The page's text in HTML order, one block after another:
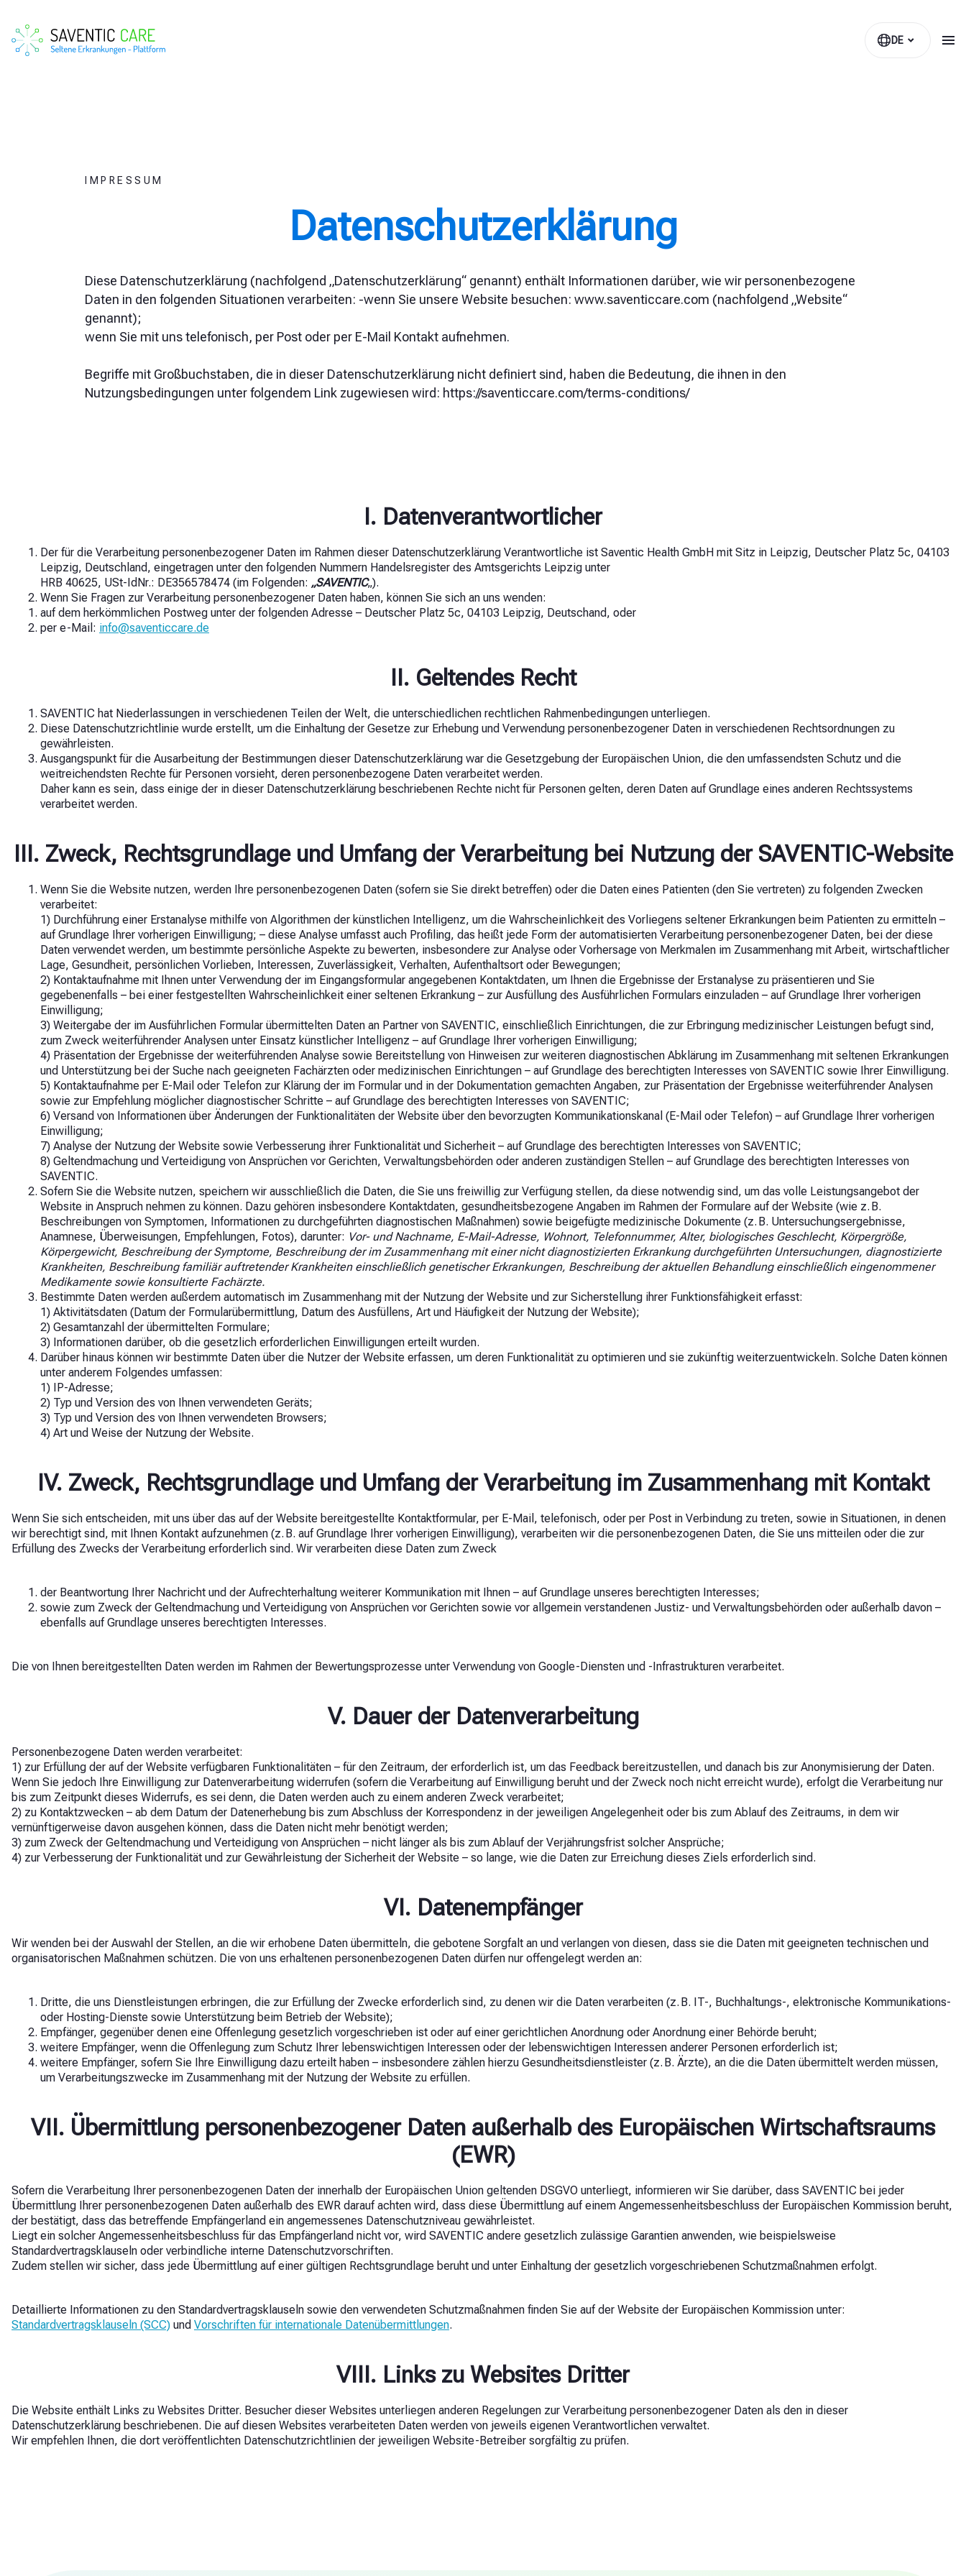
DE
IMPRESSUM
Datenschutzerklärung
Diese Datenschutzerklärung (nachfolgend „Datenschutzerklärung“ genannt) enthält Informationen darüber, wie wir personenbezogene
Daten in den folgenden Situationen verarbeiten: -wenn Sie unsere Website besuchen: www.saventiccare.com (nachfolgend „Website“
genannt);
wenn Sie mit uns telefonisch, per Post oder per E-Mail Kontakt aufnehmen.
Begriffe mit Großbuchstaben, die in dieser Datenschutzerklärung nicht definiert sind, haben die Bedeutung, die ihnen in den
Nutzungsbedingungen unter folgendem Link zugewiesen wird: https://saventiccare.com/terms-conditions/
I. Datenverantwortlicher
Der für die Verarbeitung personenbezogener Daten im Rahmen dieser Datenschutzerklärung Verantwortliche ist Saventic Health GmbH mit Sitz in Leipzig, Deutscher Platz 5c, 04103
Leipzig, Deutschland, eingetragen unter den folgenden Nummern Handelsregister des Amtsgerichts Leipzig unter
HRB 40625, USt-IdNr.: DE356578474 (im Folgenden: „SAVENTIC„).
Wenn Sie Fragen zur Verarbeitung personenbezogener Daten haben, können Sie sich an uns wenden:
auf dem herkömmlichen Postweg unter der folgenden Adresse – Deutscher Platz 5c, 04103 Leipzig, Deutschand, oder
per e-Mail: info@saventiccare.de
II. Geltendes Recht
SAVENTIC hat Niederlassungen in verschiedenen Teilen der Welt, die unterschiedlichen rechtlichen Rahmenbedingungen unterliegen.
Diese Datenschutzrichtlinie wurde erstellt, um die Einhaltung der Gesetze zur Erhebung und Verwendung personenbezogener Daten in verschiedenen Rechtsordnungen zu
gewährleisten.
Ausgangspunkt für die Ausarbeitung der Bestimmungen dieser Datenschutzerklärung war die Gesetzgebung der Europäischen Union, die den umfassendsten Schutz und die
weitreichendsten Rechte für Personen vorsieht, deren personenbezogene Daten verarbeitet werden.
Daher kann es sein, dass einige der in dieser Datenschutzerklärung beschriebenen Rechte nicht für Personen gelten, deren Daten auf Grundlage eines anderen Rechtssystems
verarbeitet werden.
III. Zweck, Rechtsgrundlage und Umfang der Verarbeitung bei Nutzung der SAVENTIC-Website
Wenn Sie die Website nutzen, werden Ihre personenbezogenen Daten (sofern sie Sie direkt betreffen) oder die Daten eines Patienten (den Sie vertreten) zu folgenden Zwecken
verarbeitet:
1) Durchführung einer Erstanalyse mithilfe von Algorithmen der künstlichen Intelligenz, um die Wahrscheinlichkeit des Vorliegens seltener Erkrankungen beim Patienten zu ermitteln –
auf Grundlage Ihrer vorherigen Einwilligung; – diese Analyse umfasst auch Profiling, das heißt jede Form der automatisierten Verarbeitung personenbezogener Daten, bei der diese
Daten verwendet werden, um bestimmte persönliche Aspekte zu bewerten, insbesondere zur Analyse oder Vorhersage von Merkmalen im Zusammenhang mit Arbeit, wirtschaftlicher
Lage, Gesundheit, persönlichen Vorlieben, Interessen, Zuverlässigkeit, Verhalten, Aufenthaltsort oder Bewegungen;
2) Kontaktaufnahme mit Ihnen unter Verwendung der im Eingangsformular angegebenen Kontaktdaten, um Ihnen die Ergebnisse der Erstanalyse zu präsentieren und Sie
gegebenenfalls – bei einer festgestellten Wahrscheinlichkeit einer seltenen Erkrankung – zur Ausfüllung des Ausführlichen Formulars einzuladen – auf Grundlage Ihrer vorherigen
Einwilligung;
3) Weitergabe der im Ausführlichen Formular übermittelten Daten an Partner von SAVENTIC, einschließlich Einrichtungen, die zur Erbringung medizinischer Leistungen befugt sind,
zum Zweck weiterführender Analysen unter Einsatz künstlicher Intelligenz – auf Grundlage Ihrer vorherigen Einwilligung;
4) Präsentation der Ergebnisse der weiterführenden Analyse sowie Bereitstellung von Hinweisen zur weiteren diagnostischen Abklärung im Zusammenhang mit seltenen Erkrankungen
und Unterstützung bei der Suche nach geeigneten Fachärzten oder medizinischen Einrichtungen – auf Grundlage des berechtigten Interesses von SAVENTIC sowie Ihrer Einwilligung.
5) Kontaktaufnahme per E-Mail oder Telefon zur Klärung der im Formular und in der Dokumentation gemachten Angaben, zur Präsentation der Ergebnisse weiterführender Analysen
sowie zur Empfehlung möglicher diagnostischer Schritte – auf Grundlage des berechtigten Interesses von SAVENTIC;
6) Versand von Informationen über Änderungen der Funktionalitäten der Website über den bevorzugten Kommunikationskanal (E-Mail oder Telefon) – auf Grundlage Ihrer vorherigen
Einwilligung;
7) Analyse der Nutzung der Website sowie Verbesserung ihrer Funktionalität und Sicherheit – auf Grundlage des berechtigten Interesses von SAVENTIC;
8) Geltendmachung und Verteidigung von Ansprüchen vor Gerichten, Verwaltungsbehörden oder anderen zuständigen Stellen – auf Grundlage des berechtigten Interesses von
SAVENTIC.
Sofern Sie die Website nutzen, speichern wir ausschließlich die Daten, die Sie uns freiwillig zur Verfügung stellen, da diese notwendig sind, um das volle Leistungsangebot der
Website in Anspruch nehmen zu können. Dazu gehören insbesondere Kontaktdaten, gesundheitsbezogene Angaben im Rahmen der Formulare auf der Website (wie z. B.
Beschreibungen von Symptomen, Informationen zu durchgeführten diagnostischen Maßnahmen) sowie beigefügte medizinische Dokumente (z. B. Untersuchungsergebnisse,
Anamnese, Überweisungen, Empfehlungen, Fotos), darunter: Vor- und Nachname, E-Mail-Adresse, Wohnort, Telefonnummer, Alter, biologisches Geschlecht, Körpergröße,
Körpergewicht, Beschreibung der Symptome, Beschreibung der im Zusammenhang mit einer nicht diagnostizierten Erkrankung durchgeführten Untersuchungen, diagnostizierte
Krankheiten, Beschreibung familiär auftretender Krankheiten einschließlich genetischer Erkrankungen, Beschreibung der aktuellen Behandlung einschließlich eingenommener
Medikamente sowie konsultierte Fachärzte.
Bestimmte Daten werden außerdem automatisch im Zusammenhang mit der Nutzung der Website und zur Sicherstellung ihrer Funktionsfähigkeit erfasst:
1) Aktivitätsdaten (Datum der Formularübermittlung, Datum des Ausfüllens, Art und Häufigkeit der Nutzung der Website);
2) Gesamtanzahl der übermittelten Formulare;
3) Informationen darüber, ob die gesetzlich erforderlichen Einwilligungen erteilt wurden.
Darüber hinaus können wir bestimmte Daten über die Nutzer der Website erfassen, um deren Funktionalität zu optimieren und sie zukünftig weiterzuentwickeln. Solche Daten können
unter anderem Folgendes umfassen:
1) IP-Adresse;
2) Typ und Version des von Ihnen verwendeten Geräts;
3) Typ und Version des von Ihnen verwendeten Browsers;
4) Art und Weise der Nutzung der Website.
IV. Zweck, Rechtsgrundlage und Umfang der Verarbeitung im Zusammenhang mit Kontakt
Wenn Sie sich entscheiden, mit uns über das auf der Website bereitgestellte Kontaktformular, per E-Mail, telefonisch, oder per Post in Verbindung zu treten, sowie in Situationen, in denen
wir berechtigt sind, mit Ihnen Kontakt aufzunehmen (z. B. auf Grundlage Ihrer vorherigen Einwilligung), verarbeiten wir die personenbezogenen Daten, die Sie uns mitteilen oder die zur
Erfüllung des Zwecks der Verarbeitung erforderlich sind. Wir verarbeiten diese Daten zum Zweck
der Beantwortung Ihrer Nachricht und der Aufrechterhaltung weiterer Kommunikation mit Ihnen – auf Grundlage unseres berechtigten Interesses;
sowie zum Zweck der Geltendmachung und Verteidigung von Ansprüchen vor Gerichten sowie vor allgemein verstandenen Justiz- und Verwaltungsbehörden oder außerhalb davon –
ebenfalls auf Grundlage unseres berechtigten Interesses.
Die von Ihnen bereitgestellten Daten werden im Rahmen der Bewertungsprozesse unter Verwendung von Google-Diensten und -Infrastrukturen verarbeitet.
V. Dauer der Datenverarbeitung
Personenbezogene Daten werden verarbeitet:
1) zur Erfüllung der auf der Website verfügbaren Funktionalitäten – für den Zeitraum, der erforderlich ist, um das Feedback bereitzustellen, und danach bis zur Anonymisierung der Daten.
Wenn Sie jedoch Ihre Einwilligung zur Datenverarbeitung widerrufen (sofern die Verarbeitung auf Einwilligung beruht und der Zweck noch nicht erreicht wurde), erfolgt die Verarbeitung nur
bis zum Zeitpunkt dieses Widerrufs, es sei denn, die Daten werden auch zu einem anderen Zweck verarbeitet;
2) zu Kontaktzwecken – ab dem Datum der Datenerhebung bis zum Abschluss der Korrespondenz in der jeweiligen Angelegenheit oder bis zum Ablauf des Zeitraums, in dem wir
vernünftigerweise davon ausgehen können, dass die Daten nicht mehr benötigt werden;
3) zum Zweck der Geltendmachung und Verteidigung von Ansprüchen – nicht länger als bis zum Ablauf der Verjährungsfrist solcher Ansprüche;
4) zur Verbesserung der Funktionalität und zur Gewährleistung der Sicherheit der Website – so lange, wie die Daten zur Erreichung dieses Ziels erforderlich sind.
VI. Datenempfänger
Wir wenden bei der Auswahl der Stellen, an die wir erhobene Daten übermitteln, die gebotene Sorgfalt an und verlangen von diesen, dass sie die Daten mit geeigneten technischen und
organisatorischen Maßnahmen schützen. Die von uns erhaltenen personenbezogenen Daten dürfen nur offengelegt werden an:
Dritte, die uns Dienstleistungen erbringen, die zur Erfüllung der Zwecke erforderlich sind, zu denen wir die Daten verarbeiten (z. B. IT-, Buchhaltungs-, elektronische Kommunikations-
oder Hosting-Dienste sowie Unterstützung beim Betrieb der Website);
Empfänger, gegenüber denen eine Offenlegung gesetzlich vorgeschrieben ist oder auf einer gerichtlichen Anordnung oder Anordnung einer Behörde beruht;
weitere Empfänger, wenn die Offenlegung zum Schutz Ihrer lebenswichtigen Interessen oder der lebenswichtigen Interessen anderer Personen erforderlich ist;
weitere Empfänger, sofern Sie Ihre Einwilligung dazu erteilt haben – insbesondere zählen hierzu Gesundheitsdienstleister (z. B. Ärzte), an die die Daten übermittelt werden müssen,
um Verarbeitungszwecke im Zusammenhang mit der Nutzung der Website zu erfüllen.
VII. Übermittlung personenbezogener Daten außerhalb des Europäischen Wirtschaftsraums
(EWR)
Sofern die Verarbeitung Ihrer personenbezogenen Daten der innerhalb der Europäischen Union geltenden DSGVO unterliegt, informieren wir Sie darüber, dass SAVENTIC bei jeder
Übermittlung Ihrer personenbezogenen Daten außerhalb des EWR darauf achten wird, dass diese Übermittlung auf einem Angemessenheitsbeschluss der Europäischen Kommission beruht,
der bestätigt, dass das betreffende Empfängerland ein angemessenes Datenschutzniveau gewährleistet.
Liegt ein solcher Angemessenheitsbeschluss für das Empfängerland nicht vor, wird SAVENTIC andere gesetzlich zulässige Garantien anwenden, wie beispielsweise
Standardvertragsklauseln oder verbindliche interne Datenschutzvorschriften.
Zudem stellen wir sicher, dass jede Übermittlung auf einer gültigen Rechtsgrundlage beruht und unter Einhaltung der gesetzlich vorgeschriebenen Schutzmaßnahmen erfolgt.
Detaillierte Informationen zu den Standardvertragsklauseln sowie den verwendeten Schutzmaßnahmen finden Sie auf der Website der Europäischen Kommission unter:
Standardvertragsklauseln (SCC) und Vorschriften für internationale Datenübermittlungen.
VIII. Links zu Websites Dritter
Die Website enthält Links zu Websites Dritter. Besucher dieser Websites unterliegen anderen Regelungen zur Verarbeitung personenbezogener Daten als den in dieser
Datenschutzerklärung beschriebenen. Die auf diesen Websites verarbeiteten Daten werden von jeweils eigenen Verantwortlichen verwaltet.
Wir empfehlen Ihnen, die dort veröffentlichten Datenschutzrichtlinien der jeweiligen Website-Betreiber sorgfältig zu prüfen.